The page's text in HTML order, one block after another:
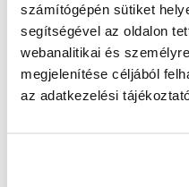
számítógépén sütiket
segítségével az oldalon
webanalitikai és
megjelenítése céljából
az adatkezelési